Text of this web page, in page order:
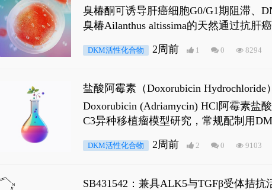
臭椿酮可诱导肝癌细胞G0/G1期阻滞、
臭椿Ailanthus altissima的天然通过抗肝
是全长 Androgen Receptor (AR-FL)和
DKM活性化合物 2周前 1 0 8294
盐酸阿霉素（Doxorubicin
Doxorubicin (Adriamycin) HCl阿霉素盐
C3异种移植瘤模型研究，常规配制用
DKM活性化合物 2周前 2 0 9103
SB431542：兼具ALK5与TGFβ受体拮抗